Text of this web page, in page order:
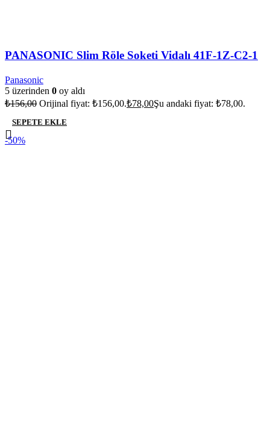
PANASONIC Slim Röle Soketi Vidalı 41F-1Z-C2-1
Panasonic
5 üzerinden 0 oy aldı
₺156,00 Orijinal fiyat: ₺156,00.₺78,00Şu andaki fiyat: ₺78,00.
SEPETE EKLE
-50%